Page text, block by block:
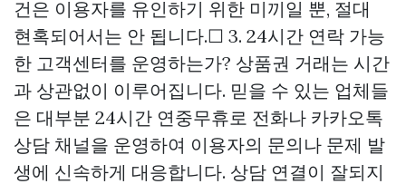
건은 이용자를 유인하기 위한 미끼일 뿐, 절대
현혹되어서는 안 됩니다.☐ 3. 24시간 연락 가능
한 고객센터를 운영하는가? 상품권 거래는 시간
과 상관없이 이루어집니다. 믿을 수 있는 업체들
은 대부분 24시간 연중무휴로 전화나 카카오톡
상담 채널을 운영하여 이용자의 문의나 문제 발
생에 신속하게 대응합니다. 상담 연결이 잘되지